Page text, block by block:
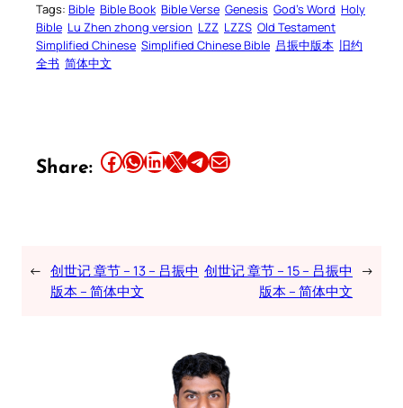
Tags: Bible Bible Book Bible Verse Genesis God’s Word Holy
Bible Lu Zhen zhong version LZZ LZZS Old Testament
Simplified Chinese Simplified Chinese Bible 吕振中版本 旧约
全书 简体中文
Share: Share this article on Facebook Share this article on WhatsApp Share this article on LinkedIn Share this article on X Share this article on TelegramEmail this Article
← 创世记 章节 – 13 – 吕振中
版本 – 简体中文
创世记 章节 – 15 – 吕振中
版本 – 简体中文
→